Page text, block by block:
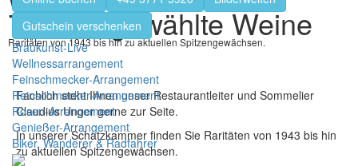
Gutschein verschenken
Braukunst-Live
Wellnessarrangement
Feinschmecker-Arrangement
Reinschmecker-Arrangement
Rosen-Arrangement
Genießer-Arrangement
Biker, Wanderer & Radfahrer
700 ausgewählte Weine
Raritäten von 1943 bis hin zu aktuellen Spitzengewächsen.
Fachlich steht Ihnen unser Restaurantleiter und Sommelier
Claudius Unger gerne zur Seite.
In unserer Schatzkammer finden Sie Raritäten von 1943 bis hin
zu aktuellen Spitzengewächsen.